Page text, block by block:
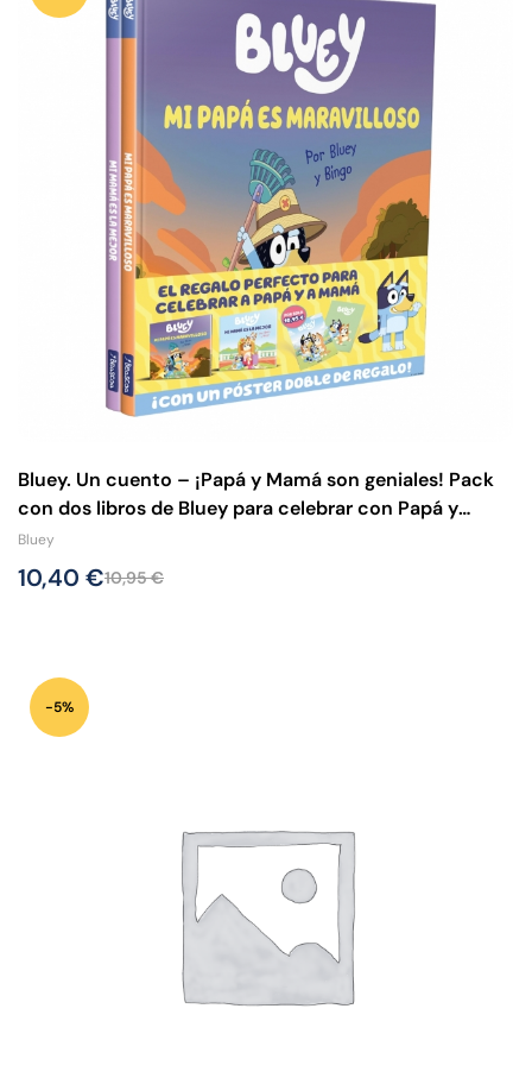
Bluey. Un cuento – ¡Papá y Mamá son geniales! Pack
con dos libros de Bluey para celebrar con Papá y
Mamá
Bluey
10,95€
10,40 €
-5%